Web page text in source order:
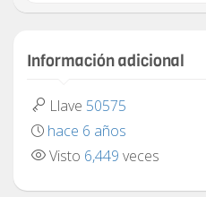
Información adicional
Llave 50575
hace 6 años
Visto 6,449 veces